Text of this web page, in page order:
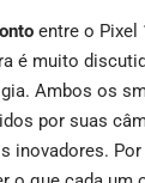
entre o Pixel
é muito
Ambos os
por suas
inovadores.